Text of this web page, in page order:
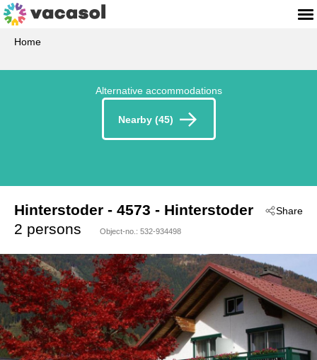
Home
Alternative accommodations
Nearby (45)
Share
Hinterstoder - 4573 - Hinterstoder
2 persons
Object-no.: 532-934498